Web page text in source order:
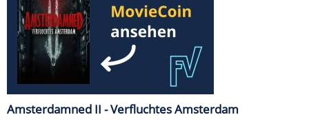
Amsterdamned II - Verfluchtes Amsterdam